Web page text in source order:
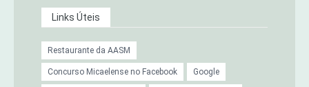
Links Úteis
Restaurante da AASM
Concurso Micaelense no Facebook Google